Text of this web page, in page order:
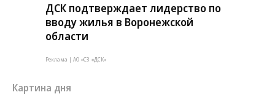
ДСК подтверждает лидерство по
вводу жилья в Воронежской
области
Реклама | АО «СЗ «ДСК»
Картина дня